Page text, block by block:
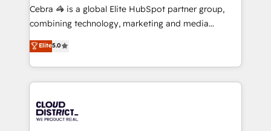
boost with a new HubSpot site Recognized leaders:
🏆 HubSpot Platform Migration Impact Award 🏆
Inbound Campaign of the Year 🏆 Gold AVA Digital
Award for Best Website 🌟 Accreditations: CRM
Cebra 🦓 is a global Elite HubSpot partner group,
combining technology, marketing and media
expertise across Latin America and Southern
Europe, with teams across 7 countries. Born in Chile,
we combine local insight with international reach to
help businesses grow through technology, creativity,
500+ HubSpot implementations, building end-to-
end solutions that integrate CRM, AI automation,
Elite5.0